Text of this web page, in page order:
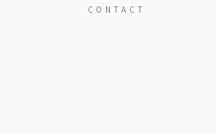
CONTACT